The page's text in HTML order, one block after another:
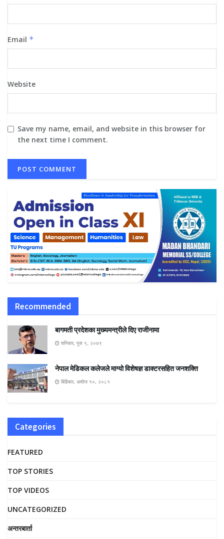
Email *
Website
Save my name, email, and website in this browser for
the next time I comment.
Recommended
बागमती प्रदेशका मुख्यमन्त्रीले दिए राजीनामा
शनिबार, पुस ९, २०७९
नेपाल मेडिकल कलेजले माग्यो विशेषज्ञ डाक्टरसहित जनशक्ति
बिहिबार, अशोज १०, २०८१
Categories
FEATURED
TOP STORIES
TOP VIDEOS
UNCATEGORIZED
अन्तरबार्ता